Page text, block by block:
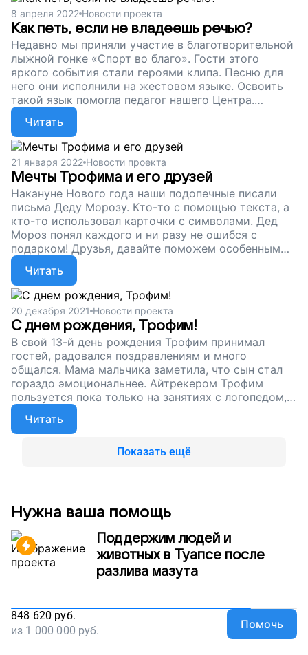
8 апреля 2022 Новости проекта
Как петь, если не владеешь речью?
Недавно мы приняли участие в благотворительной
лыжной гонке «Спорт во благо». Гости этого
яркого события стали героями клипа. Песню для
него они исполнили на жестовом языке. Освоить
такой язык помогла педагог нашего Центра.
Друзья, сейчас мы продолжаем сбор на зарплату
для специалистов, которые обучают особенных
ребят и их семьи альтернативой коммуникации.
Поддержите наш проект – поможем особым детям
общаться!
Читать
21 января 2022 Новости проекта
Мечты Трофима и его друзей
Накануне Нового года наши подопечные писали
письма Деду Морозу. Кто-то с помощью текста, а
кто-то использовал карточки с символами. Дед
Мороз понял каждого и ни разу не ошибся с
подарком! Друзья, давайте поможем особенным
ребятам общаться и находить друзей!
Читать
20 декабря 2021 Новости проекта
С днем рождения, Трофим!
В свой 13-й день рождения Трофим принимал
гостей, радовался поздравлениям и много
общался. Мама мальчика заметила, что сын стал
гораздо эмоциональнее. Айтрекером Трофим
пользуется пока только на занятиях с логопедом, и
этих встреч всегда очень ждет. Для него
управление взглядом – это возможность во много
раз увеличить скорость работы на компьютере.
Мы продолжаем сбор, чтобы оплатить занятия для
Читать
Показать ещё
Нужна ваша помощь
Поддержим людей и
животных в Туапсе после
разлива мазута
848 620 руб.
из 1 000 000 руб. Помочь